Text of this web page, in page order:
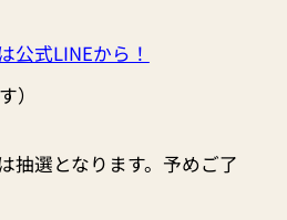
公式LINEから！
）
抽選となります。予めご了